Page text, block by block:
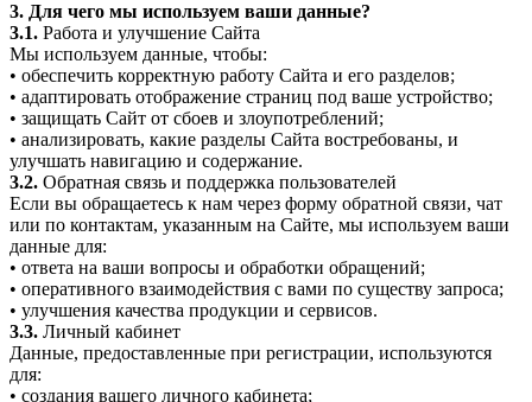
3. Для чего мы используем ваши данные?
3.1. Работа и улучшение Сайта
Мы используем данные, чтобы:
• обеспечить корректную работу Сайта и его разделов;
• адаптировать отображение страниц под ваше устройство;
• защищать Сайт от сбоев и злоупотреблений;
• анализировать, какие разделы Сайта востребованы, и
улучшать навигацию и содержание.
3.2. Обратная связь и поддержка пользователей
Если вы обращаетесь к нам через форму обратной связи, чат
или по контактам, указанным на Сайте, мы используем ваши
данные для:
• ответа на ваши вопросы и обработки обращений;
• оперативного взаимодействия с вами по существу запроса;
• улучшения качества продукции и сервисов.
3.3. Личный кабинет
Данные, предоставленные при регистрации, используются
для:
• создания вашего личного кабинета;